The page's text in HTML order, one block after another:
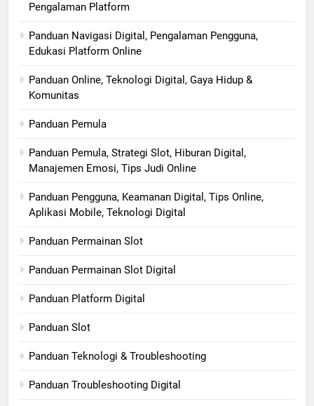
Pengalaman Platform
Panduan Navigasi Digital, Pengalaman Pengguna,
Edukasi Platform Online
Panduan Online, Teknologi Digital, Gaya Hidup &
Komunitas
Panduan Pemula
Panduan Pemula, Strategi Slot, Hiburan Digital,
Manajemen Emosi, Tips Judi Online
Panduan Pengguna, Keamanan Digital, Tips Online,
Aplikasi Mobile, Teknologi Digital
Panduan Permainan Slot
Panduan Permainan Slot Digital
Panduan Platform Digital
Panduan Slot
Panduan Teknologi & Troubleshooting
Panduan Troubleshooting Digital